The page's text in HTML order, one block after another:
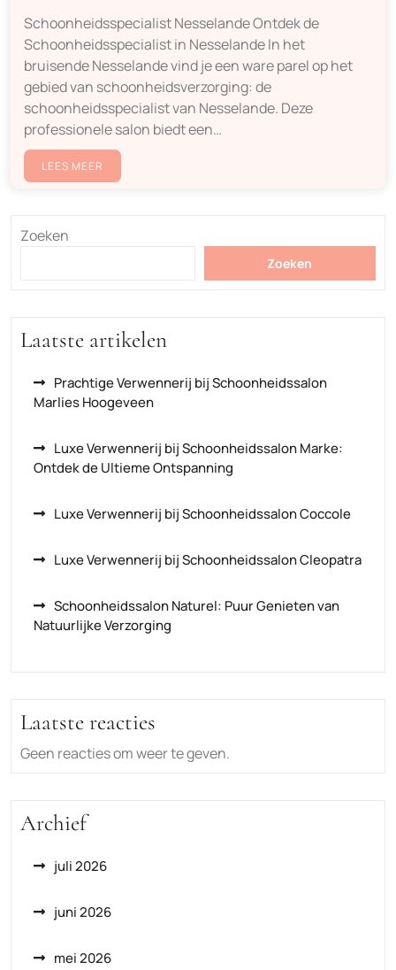
Schoonheidsspecialist Nesselande Ontdek de
Schoonheidsspecialist in Nesselande In het
bruisende Nesselande vind je een ware parel op het
gebied van schoonheidsverzorging: de
schoonheidsspecialist van Nesselande. Deze
professionele salon biedt een…
LEES MEER
Zoeken
Zoeken
Laatste artikelen
Prachtige Verwennerij bij Schoonheidssalon
Marlies Hoogeveen
Luxe Verwennerij bij Schoonheidssalon Marke:
Ontdek de Ultieme Ontspanning
Luxe Verwennerij bij Schoonheidssalon Coccole
Luxe Verwennerij bij Schoonheidssalon Cleopatra
Schoonheidssalon Naturel: Puur Genieten van
Natuurlijke Verzorging
Laatste reacties
Geen reacties om weer te geven.
Archief
juli 2026
juni 2026
mei 2026